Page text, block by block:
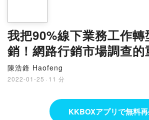
我把90%線下業務工作
銷！網路行銷市場調查的
陳浩鋒 Haofeng
2022-01-25 · 11 分
KKBOXアプリで無料